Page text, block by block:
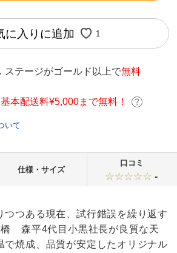
に入りに追加 1
ステージがゴールド以上で無料
本配送料¥5,000まで無料！
いて
仕様・サイズ
口コミ
-
つつある現在、試行錯誤を繰り返す
森平4代目小黒社長が良質な天
で焼成、品質が安定したオリジナル